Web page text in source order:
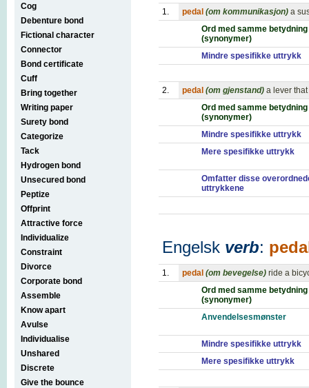
Cog
Debenture bond
Fictional character
Connector
Bond certificate
Cuff
Bring together
Writing paper
Surety bond
Categorize
Tack
Hydrogen bond
Unsecured bond
Peptize
Offprint
Attractive force
Individualize
Constraint
Divorce
Corporate bond
Assemble
Know apart
Avulse
Individualise
Unshared
Discrete
Give the bounce
1. pedal (om kommunikasjon) a
Ord med samme betydning
(synonymer)
Mindre spesifikke uttrykk
2. pedal (om gjenstand) a lever
Ord med samme betydning
(synonymer)
Mindre spesifikke uttrykk
Mere spesifikke uttrykk
Omfatter disse
uttrykkene
Engelsk verb:
1. pedal (om bevegelse) ride a
Ord med samme betydning
(synonymer)
Anvendelsesmønster
Mindre spesifikke uttrykk
Mere spesifikke uttrykk